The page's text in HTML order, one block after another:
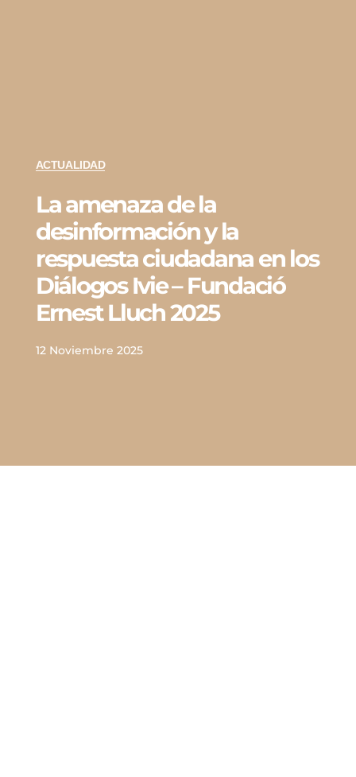
ACTUALIDAD
La amenaza de la
desinformación y la
respuesta ciudadana en los
Diálogos Ivie – Fundació
Ernest Lluch 2025
12 Noviembre 2025